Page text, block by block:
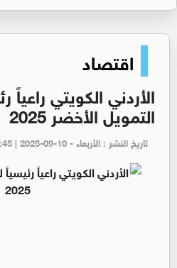
اقتصاد
الأردني الكويتي راعياً
التمويل الأخضر 2025
تاريخ النشر : الأربعاء - pm 01:45 | 2025-09-10